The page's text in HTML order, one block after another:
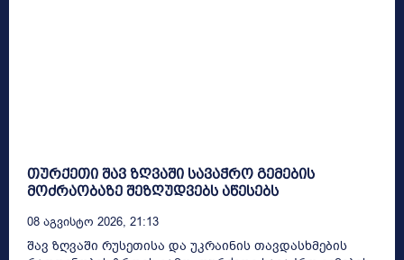
თურქეთი შავ ზღვაში სავაჭრო გემების
მოძრაობაზე შეზღუდვებს აწესებს
08 Აგვისტო 2026, 21:13
შავ ზღვაში რუსეთისა და უკრაინის თავდასხმების